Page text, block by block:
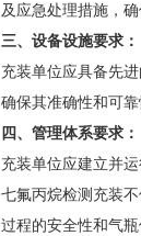
及应急处理措施，
三、设备设施要求：
充装单位应具备先
确保其准确性和可
四、管理体系要求：
充装单位应建立并
七氟丙烷检测充装
过程的安全性和气瓶